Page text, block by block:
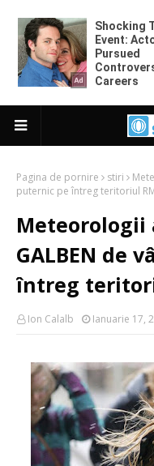
Pagina de pornire stiri
puternic pe întreg teritoriul
Meteorologii
GALBEN de
întreg
Ion Calalb Ianuarie 17,